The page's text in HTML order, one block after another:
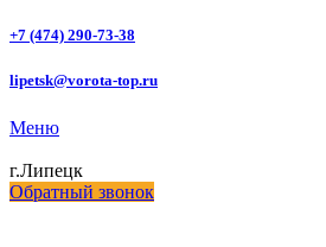
+7 (474) 290-73-38
lipetsk@vorota-top.ru
Меню
г.Липецк
Обратный звонок